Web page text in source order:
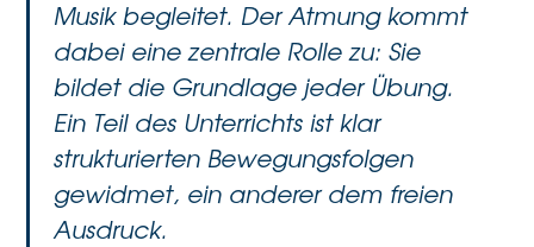
Musik begleitet. Der Atmung kommt
dabei eine zentrale Rolle zu: Sie
bildet die Grundlage jeder Übung.
Ein Teil des Unterrichts ist klar
strukturierten Bewegungsfolgen
gewidmet, ein anderer dem freien
Ausdruck.